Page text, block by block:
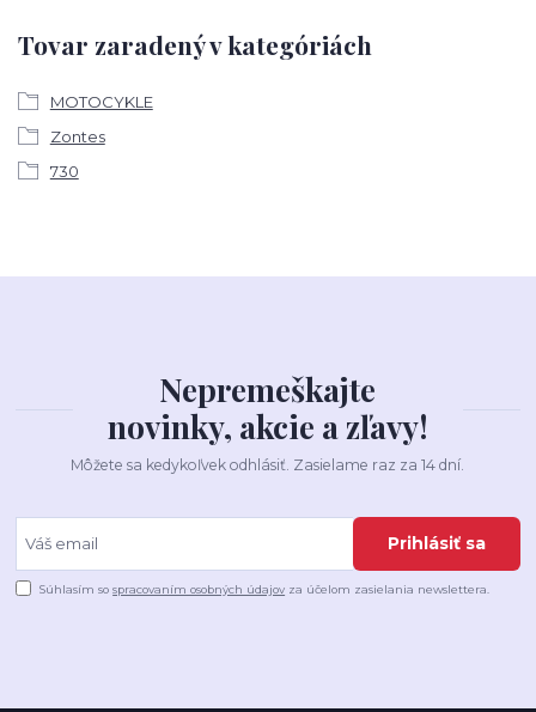
Tovar zaradený v kategóriách
MOTOCYKLE
Zontes
730
Nepremeškajte
novinky, akcie a zľavy!
Môžete sa kedykoľvek odhlásiť. Zasielame raz za 14 dní.
Prihlásiť sa
Súhlasím sospracovaním osobných údajov za účelom zasielania newslettera.